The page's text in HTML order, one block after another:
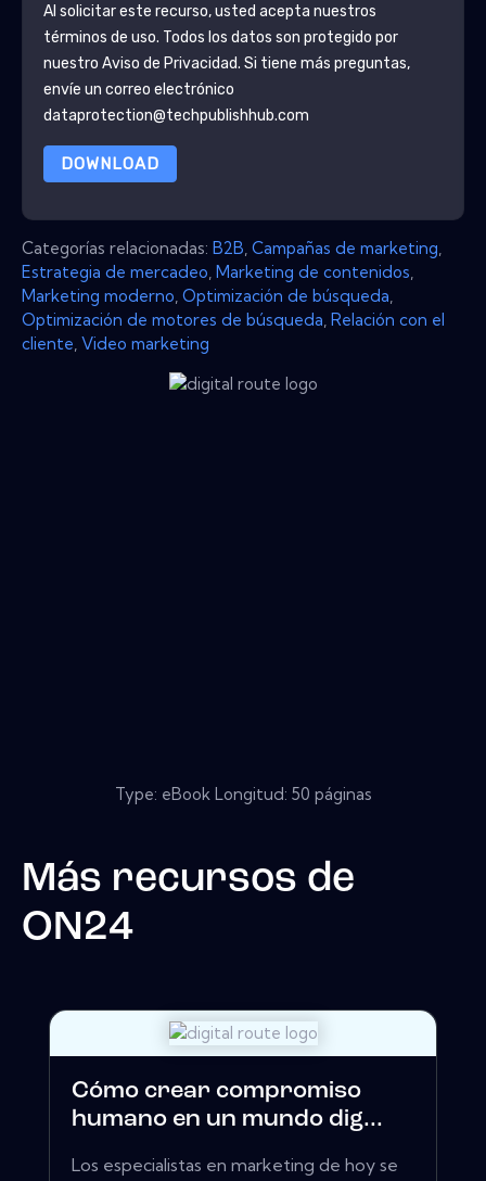
Al solicitar este recurso, usted acepta nuestros
términos de uso. Todos los datos son protegido por
nuestro Aviso de Privacidad. Si tiene más preguntas,
envíe un correo electrónico
dataprotection@techpublishhub.com
DOWNLOAD
Categorías relacionadas: B2B Campañas de marketing
Estrategia de mercadeo Marketing de contenidos
Marketing moderno Optimización de búsqueda
Optimización de motores de búsqueda Relación con el
cliente Video marketing
Type: eBook Longitud: 50 páginas
Más recursos de
ON24
Cómo crear compromiso
humano en un mundo dig...
Los especialistas en marketing de hoy se